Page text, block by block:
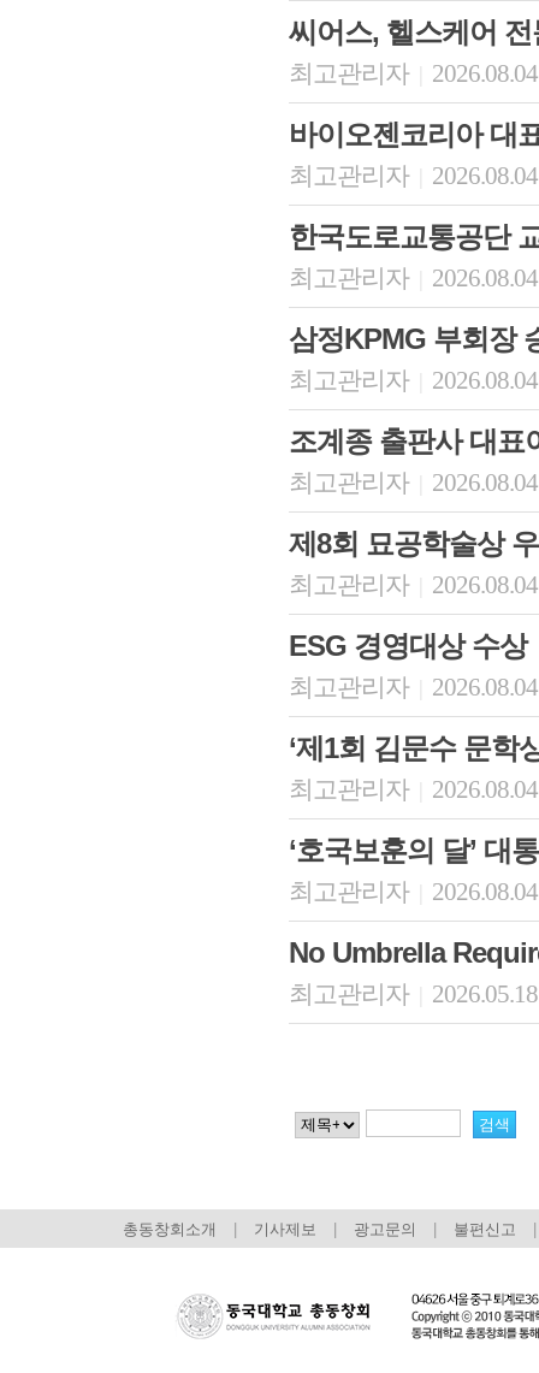
씨어스, 헬스케어 전
최고관리자
바이오젠코리아 대
최고관리자
한국도로교통공단
최고관리자
삼정KPMG 부회장
최고관리자
조계종 출판사 대표
최고관리자
제8회 묘공학술상
최고관리자
ESG 경영대상 수상
최고관리자
‘제1회 김문수 문학
최고관리자
‘호국보훈의 달’ 대
최고관리자
No Umbrella
최고관리자
총동창회소개 기사제보 광고문의 불편신고